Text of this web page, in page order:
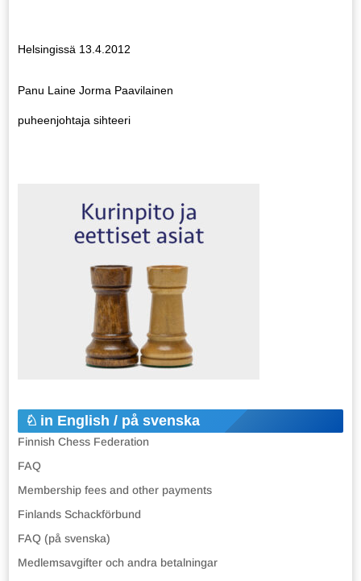
Helsingissä 13.4.2012
Panu Laine Jorma Paavilainen
puheenjohtaja sihteeri
in English / på svenska
Finnish Chess Federation
FAQ
Membership fees and other payments
Finlands Schackförbund
FAQ (på svenska)
Medlemsavgifter och andra betalningar